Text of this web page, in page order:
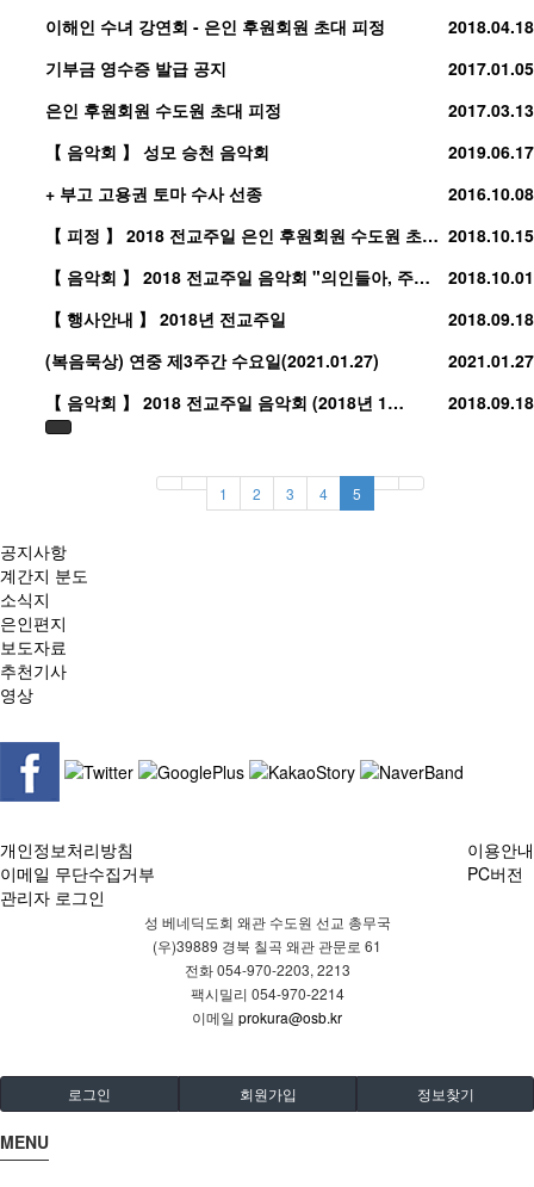
2018.04.18
이해인 수녀 강연회 - 은인 후원회원 초대 피정
2017.01.05
기부금 영수증 발급 공지
2017.03.13
은인 후원회원 수도원 초대 피정
2019.06.17
【 음악회 】 성모 승천 음악회
2016.10.08
+ 부고 고용권 토마 수사 선종
2018.10.15
【 피정 】 2018 전교주일 은인 후원회원 수도원 초…
2018.10.01
【 음악회 】 2018 전교주일 음악회 "의인들아, 주…
2018.09.18
【 행사안내 】 2018년 전교주일
2021.01.27
(복음묵상) 연중 제3주간 수요일(2021.01.27)
2018.09.18
【 음악회 】 2018 전교주일 음악회 (2018년 1…
1 2 3 4 5
공지사항
계간지 분도
소식지
은인편지
보도자료
추천기사
영상
개인정보처리방침
이메일 무단수집거부
관리자 로그인
이용안내
PC버전
성 베네딕도회 왜관 수도원 선교 총무국
(우)39889 경북 칠곡 왜관 관문로 61
전화 054-970-2203, 2213
팩시밀리 054-970-2214
이메일 prokura@osb.kr
로그인 회원가입 정보찾기
MENU